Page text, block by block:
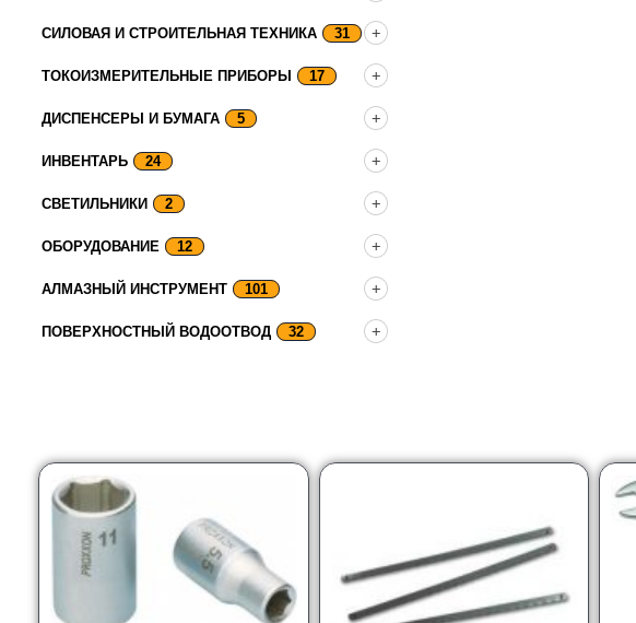
СИЛОВАЯ И СТРОИТЕЛЬНАЯ ТЕХНИКА 31
ТОКОИЗМЕРИТЕЛЬНЫЕ ПРИБОРЫ 17
ДИСПЕНСЕРЫ И БУМАГА 5
ИНВЕНТАРЬ 24
СВЕТИЛЬНИКИ 2
ОБОРУДОВАНИЕ 12
АЛМАЗНЫЙ ИНСТРУМЕНТ 101
ПОВЕРХНОСТНЫЙ ВОДООТВОД 32